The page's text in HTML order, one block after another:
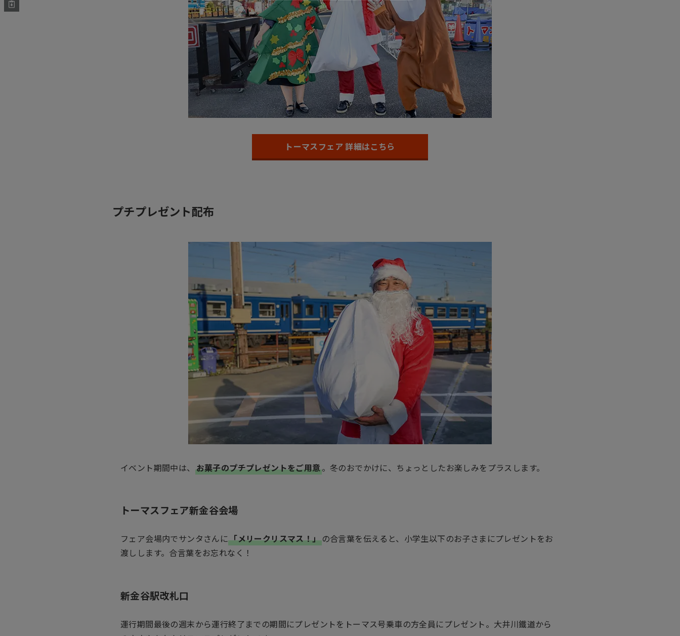
トーマスフェア 詳細はこちら
プチプレゼント配布
イベント期間中は、 お菓子のプチプレゼントをご用意。冬のおでかけに、ちょっとしたお楽しみをプラスします。
トーマスフェア新金谷会場
フェア会場内でサンタさんに「メリークリスマス！」の合言葉を伝えると、小学生以下のお子さまにプレゼントをお
渡しします。合言葉をお忘れなく！
新金谷駅改札口
運行期間最後の週末から運行終了までの期間にプレゼントをトーマス号乗車の方全員にプレゼント。大井川鐵道から